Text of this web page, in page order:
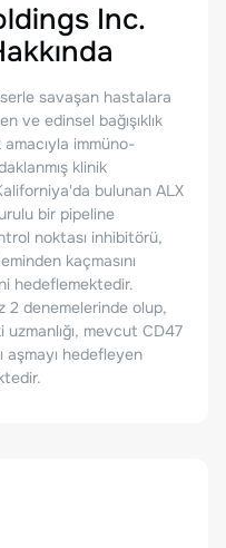
Inc.
savaşan hastalara
ve edinsel bağışıklık
immüno-
klinik
bulunan ALX
bir pipeline
noktası inhibitörü,
kaçmasını
hedeflemektedir.
2 denemelerinde olup,
mevcut CD47
aşmayı hedefleyen